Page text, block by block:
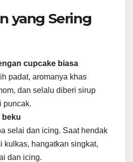
yang Sering
cupcake biasa
padat, aromanya khas
dan selalu diberi sirup
puncak.
beku
selai dan icing. Saat hendak
kulkas, hangatkan singkat,
dan icing.